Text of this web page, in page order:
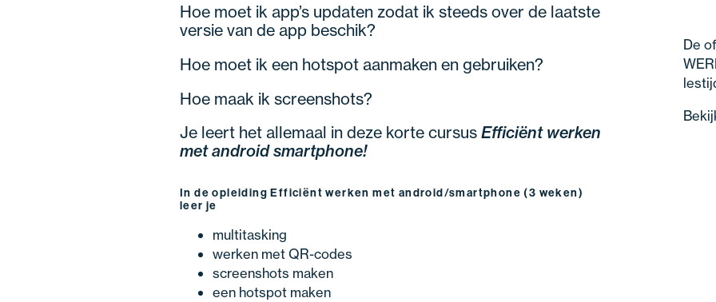
Hoe moet ik app’s updaten zodat ik steeds over de laatste
versie van de app beschik?
Hoe moet ik een hotspot aanmaken en gebruiken?
Hoe maak ik screenshots?
Je leert het allemaal in deze korte cursus Efficiënt werken
met android smartphone!
In de opleiding Efficiënt werken met android/smartphone (3 weken)
leer je
multitasking
werken met QR-codes
screenshots maken
een hotspot maken
De